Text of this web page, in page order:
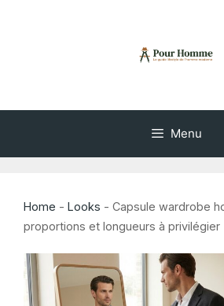
Menu
Home - Looks - Capsule wardrobe
proportions et longueurs à privilégier